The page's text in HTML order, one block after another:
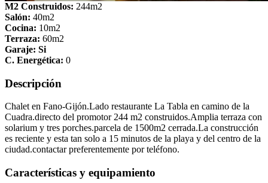
M2 Construidos: 244m2
Salón: 40m2
Cocina: 10m2
Terraza: 60m2
Garaje: Si
C. Energética: 0
Descripción
Chalet en Fano-Gijón.Lado restaurante La Tabla en camino de la
Cuadra.directo del promotor 244 m2 construidos.Amplia terraza con
solarium y tres porches.parcela de 1500m2 cerrada.La construcción
es reciente y esta tan solo a 15 minutos de la playa y del centro de la
ciudad.contactar preferentemente por teléfono.
Características y equipamiento